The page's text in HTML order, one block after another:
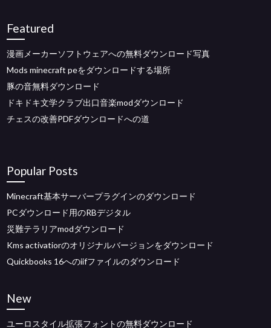
Featured
漫画メーカーソフトウェアへの無料ダウンロード写真
Mods minecraft peをダウンロードする場所
豚の音無料ダウンロード
ドキドキ文学クラブ出口音楽modダウンロード
チェスの改善PDFダウンロードへの道
Popular Posts
Minecraft基本サーバープラグインのダウンロード
PCダウンロード用のRBデジタル
災難テラリアmodダウンロード
Kms activatiorのオリジナルバージョンをダウンロード
Quickbooks 16へのiifファイルのダウンロード
New
ユーロスタイル拡張フォントの無料ダウンロード